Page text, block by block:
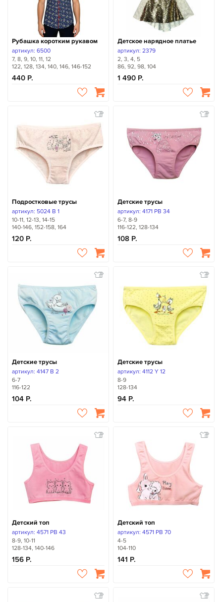
Рубашка коротким рукавом
артикул: 6500
7, 8, 9, 10, 11, 12
122, 128, 134, 140, 146, 146-152
440
Детское нарядное платье
артикул: 2379
2, 3, 4, 5
86, 92, 98, 104
1 490
Подростковые трусы
артикул: 5024 B 1
10-11, 12-13, 14-15
140-146, 152-158, 164
120
Детские трусы
артикул: 4171 PB 34
6-7, 8-9
116-122, 128-134
108
Детские трусы
артикул: 4147 B 2
6-7
116-122
104
Детские трусы
артикул: 4112 Y 12
8-9
128-134
94
Детский топ
артикул: 4571 PB 43
8-9, 10-11
128-134, 140-146
156
Детский топ
артикул: 4571 PB 70
4-5
104-110
141